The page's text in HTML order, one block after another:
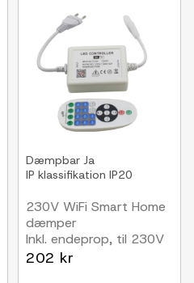
Dæmpbar Ja
IP klassifikation IP20
230V WiFi Smart Home
dæmper
Inkl. endeprop, til 230V
(Slim COB), memory
202 kr